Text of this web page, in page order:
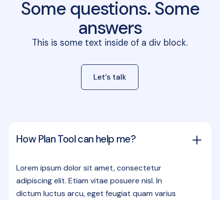
Some questions. Some
answers
This is some text inside of a div block.
Let’s talk
How Plan Tool can help me?
Lorem ipsum dolor sit amet, consectetur
adipiscing elit. Etiam vitae posuere nisl. In
dictum luctus arcu, eget feugiat quam varius